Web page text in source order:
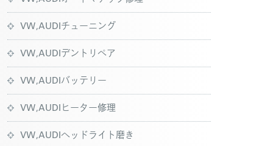
VW,AUDIチューニング
VW,AUDIデントリペア
VW,AUDIバッテリー
VW,AUDIヒーター修理
VW,AUDIヘッドライト磨き